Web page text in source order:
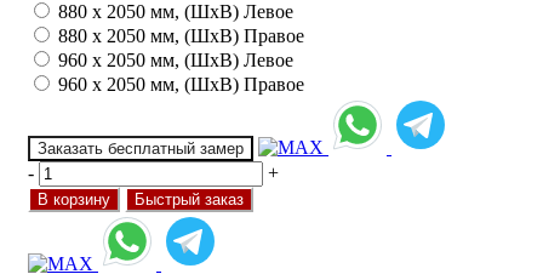
880 х 2050 мм, (ШхВ) Левое
880 х 2050 мм, (ШхВ) Правое
960 х 2050 мм, (ШхВ) Левое
960 х 2050 мм, (ШхВ) Правое
Заказать бесплатный замер
- +
В корзину Быстрый заказ